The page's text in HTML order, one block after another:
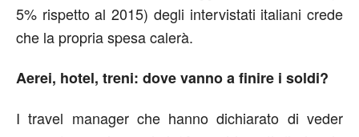
5% rispetto al 2015) degli intervistati italiani crede
che la propria spesa calerà.
Aerei, hotel, treni: dove vanno a finire i soldi?
I travel manager che hanno dichiarato di veder